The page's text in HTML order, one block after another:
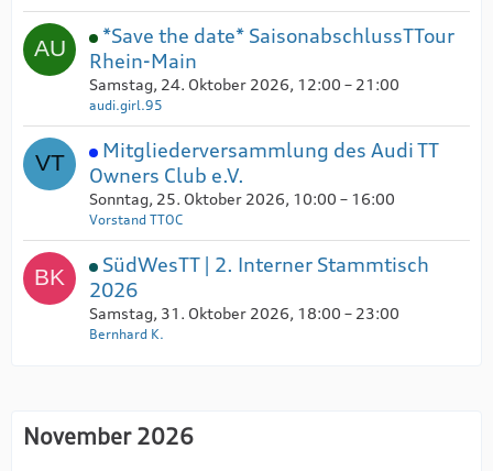
*Save the date* SaisonabschlussTTour
Rhein-Main
Samstag, 24. Oktober 2026, 12:00 – 21:00
audi.girl.95
Mitgliederversammlung des Audi TT
Owners Club e.V.
Sonntag, 25. Oktober 2026, 10:00 – 16:00
Vorstand TTOC
SüdWesTT | 2. Interner Stammtisch
2026
Samstag, 31. Oktober 2026, 18:00 – 23:00
Bernhard K.
November 2026